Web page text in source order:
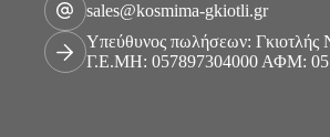
sales@kosmima-gkiotli.gr
Υπεύθυνος πωλήσεων: Γκιοτλής
Γ.Ε.ΜΗ: 057897304000 ΑΦΜ: